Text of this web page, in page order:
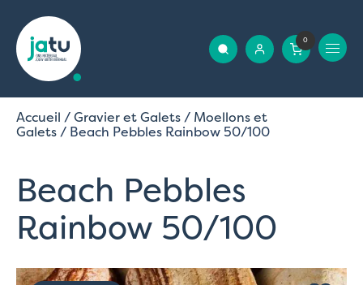
0
Accueil /Gravier et Galets/ Moellons et
Galets/ Beach Pebbles Rainbow 50/100
Beach Pebbles
Rainbow 50/100